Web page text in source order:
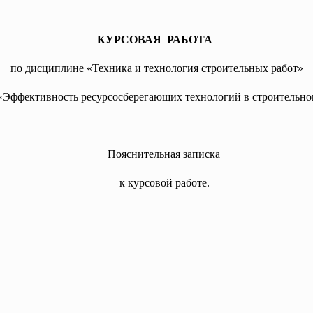
КУРСОВАЯ РАБОТА
по дисциплине «Техника и технология строительных работ»
ресурсосберегающих технологий в
Пояснительная записка
к курсовой работе.